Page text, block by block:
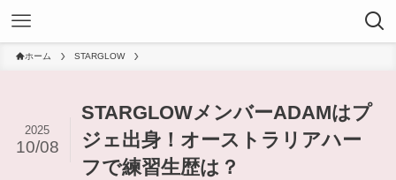
ホーム STARGLOW
STARGLOWメンバーADAMはプ
ジェ出身！オーストラリアハー
フで練習生歴は？
2025
10/08